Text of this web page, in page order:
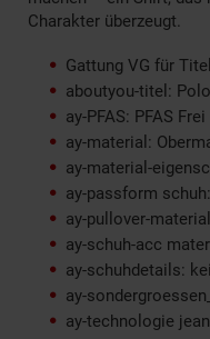
Charakter überzeugt.
Gattung VG für
aboutyou-titel:
ay-PFAS: PFAS Frei
ay-material:
ay-material-
ay-passform
ay-pullover-
ay-schuh-acc
ay-schuhdetails:
ay-
ay-technologie